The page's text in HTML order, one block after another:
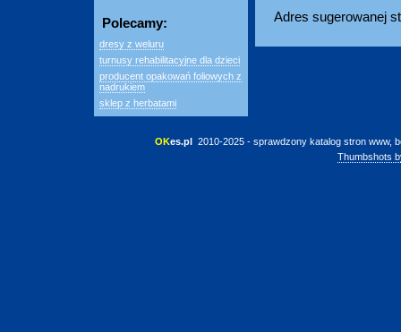
Polecamy:
dresy z weluru
turnusy rehabilitacyjne dla dzieci
producent opakowań foliowych z
nadrukiem
sklep z herbatami
Adres sugerowanej
OKes.pl 2010-2025 - sprawdzony katalog stron www,
Thumbshots